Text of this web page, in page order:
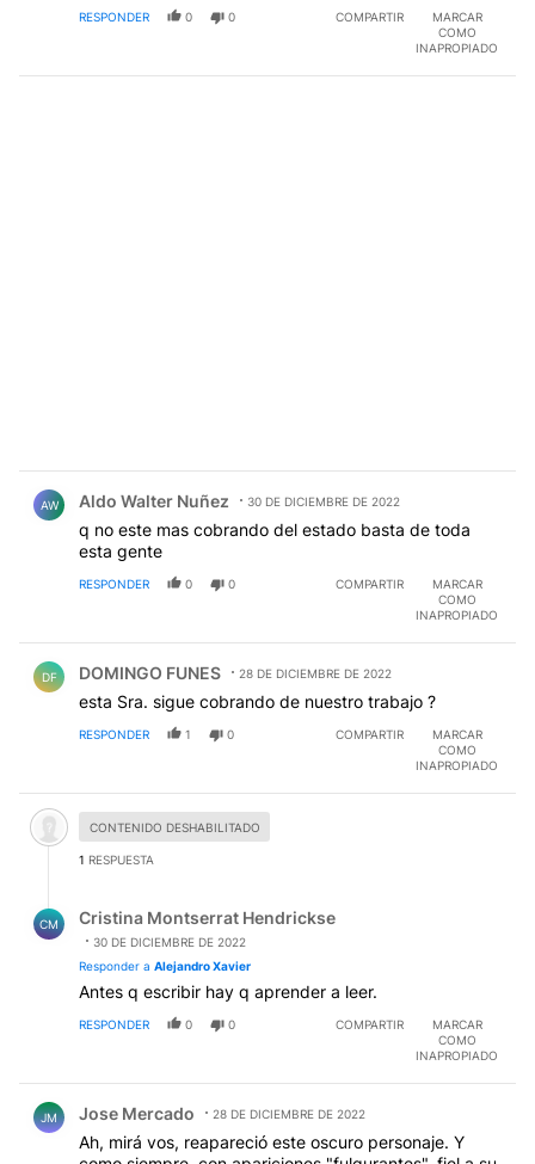
RESPONDER 0 0 COMPARTIR
MARCAR
COMO
INAPROPIADO
AW Aldo Walter Nuñez 30 DE DICIEMBRE DE 2022
q no este mas cobrando del estado basta de toda
esta gente
RESPONDER 0 0 COMPARTIR
MARCAR
COMO
INAPROPIADO
DF DOMINGO FUNES 28 DE DICIEMBRE DE 2022
esta Sra. sigue cobrando de nuestro trabajo ?
RESPONDER 1 0 COMPARTIR
MARCAR
COMO
INAPROPIADO
Comentario desactivado.
CONTENIDO DESHABILITADO
1 RESPUESTA
CM Cristina Montserrat Hendrickse
30 DE DICIEMBRE DE 2022
Responder a Alejandro Xavier
Antes q escribir hay q aprender a leer.
RESPONDER 0 0 COMPARTIR
MARCAR
COMO
INAPROPIADO
JM Jose Mercado 28 DE DICIEMBRE DE 2022
Ah, mirá vos, reapareció este oscuro personaje. Y